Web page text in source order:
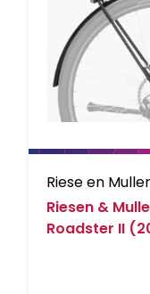
Riese en Muller
Riesen &
Roadster II